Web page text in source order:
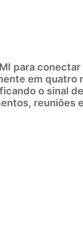
para conectar
em quatro
o sinal
reuniões